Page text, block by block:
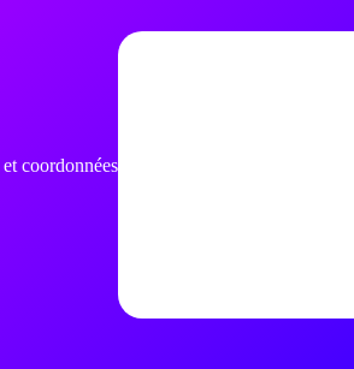
coordonnées